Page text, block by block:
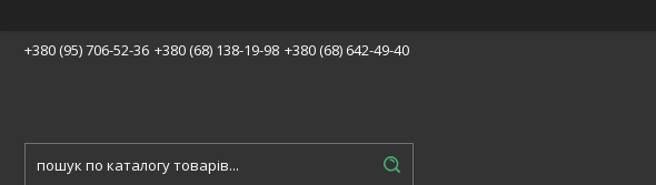
+380 (95) 706-52-36 +380 (68) 138-19-98 +380 (68) 642-49-40